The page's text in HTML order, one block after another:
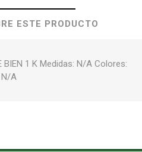
ESTE PRODUCTO
BIEN 1 K Medidas: N/A Colores:
N/A